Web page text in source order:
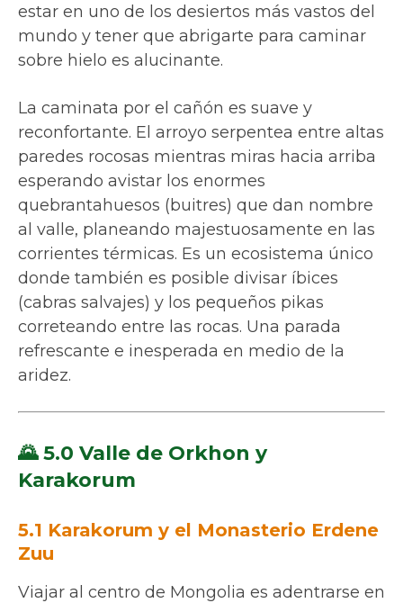
estar en uno de los desiertos más vastos del
mundo y tener que abrigarte para caminar
sobre hielo es alucinante.
La caminata por el cañón es suave y
reconfortante. El arroyo serpentea entre altas
paredes rocosas mientras miras hacia arriba
esperando avistar los enormes
quebrantahuesos (buitres) que dan nombre
al valle, planeando majestuosamente en las
corrientes térmicas. Es un ecosistema único
donde también es posible divisar íbices
(cabras salvajes) y los pequeños pikas
correteando entre las rocas. Una parada
refrescante e inesperada en medio de la
aridez.
🌄 5.0 Valle de Orkhon y
Karakorum
5.1 Karakorum y el Monasterio Erdene
Zuu
Viajar al centro de Mongolia es adentrarse en